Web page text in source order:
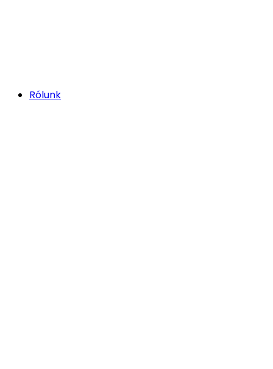
Rólunk